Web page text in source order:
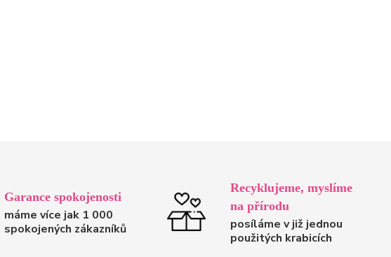
Garance spokojenosti
máme více jak 1 000
spokojených zákazníků
Recyklujeme, myslíme
na přírodu
posíláme v již jednou
použitých krabicích